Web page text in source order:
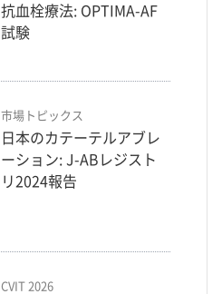
抗血栓療法: OPTIMA-AF
試験
市場トピックス
日本のカテーテルアブレ
ーション: J-ABレジスト
リ2024報告
CVIT 2026